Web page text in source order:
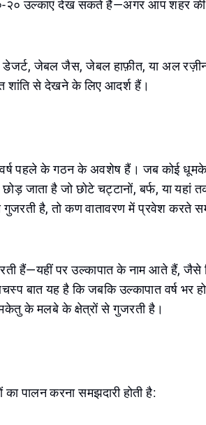
२० उल्काएं देख सकते हैं—अगर आप शहर की
डेजर्ट, जेबल जैस, जेबल हाफ़ीत, या अल
शांति से देखने के लिए आदर्श हैं।
पहले के गठन के अवशेष हैं। जब कोई
जाता है जो छोटे चट्टानों, बर्फ, या यहां
गुजरती है, तो कण वातावरण में प्रवेश
हैं—यहीं पर उल्कापात के नाम आते हैं, जैसे
बात यह है कि जबकि उल्कापात वर्ष भर
के मलबे के क्षेत्रों से गुजरती है।
पालन करना समझदारी होती है: